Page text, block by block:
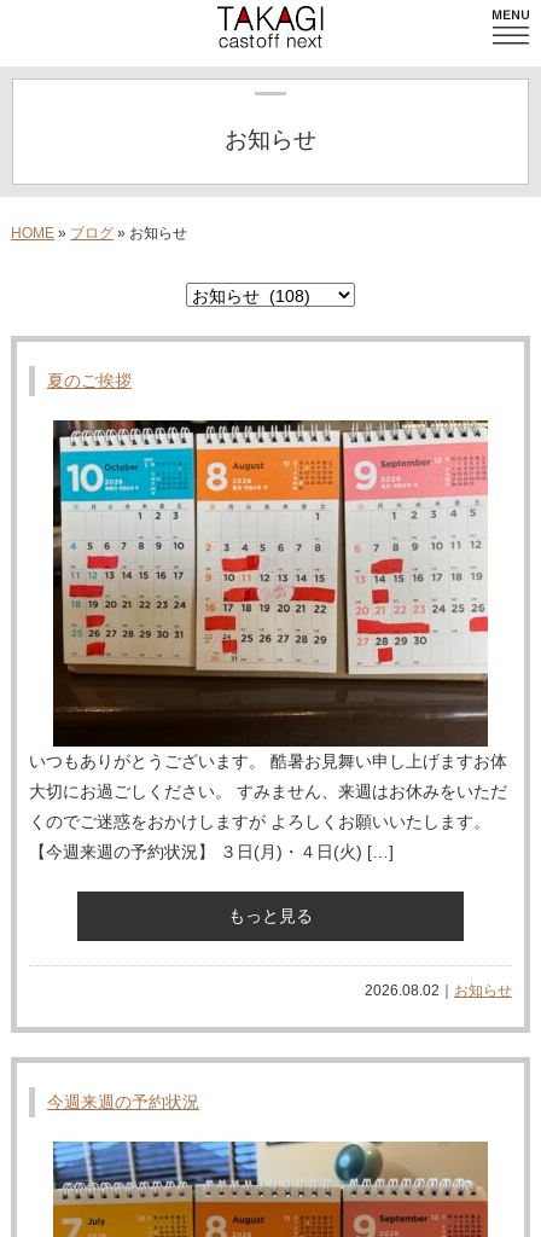
MENU
メニュー
お店について
お知らせ
HOME» ブログ» お知らせ
夏のご挨拶
いつもありがとうございます。 酷暑お見舞い申し上げますお体
大切にお過ごしください。 すみません、来週はお休みをいただ
くのでご迷惑をおかけしますが よろしくお願いいたします。
【今週来週の予約状況】 ３日(月)・４日(火) […]
もっと見る
2026.08.02｜ お知らせ
今週来週の予約状況